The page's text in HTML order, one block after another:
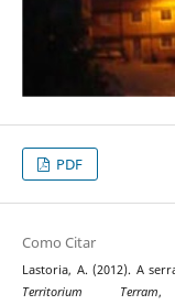
PDF
Como Citar
Lastoria, A. (2012). A
Territorium Terram